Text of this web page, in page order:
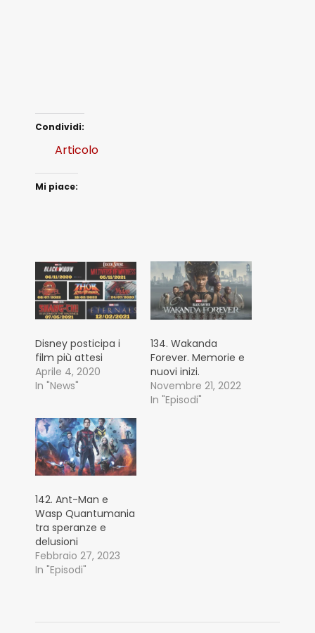
Condividi:
Articolo
Mi piace:
Disney posticipa i
film più attesi
Aprile 4, 2020
In "News"
134. Wakanda
Forever. Memorie e
nuovi inizi.
Novembre 21, 2022
In "Episodi"
142. Ant-Man e
Wasp Quantumania
tra speranze e
delusioni
Febbraio 27, 2023
In "Episodi"